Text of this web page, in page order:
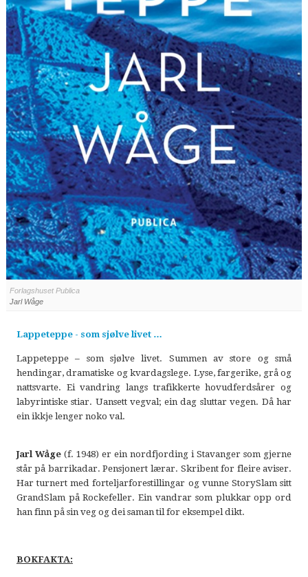
Forlagshuset Publica
Jarl Wåge
Lappeteppe - som sjølve livet …
Lappeteppe – som sjølve livet. Summen av store og små
hendingar, dramatiske og kvardagslege. Lyse, fargerike, grå og
nattsvarte. Ei vandring langs trafikkerte hovudferdsårer og
labyrintiske stiar. Uansett vegval; ein dag sluttar vegen. Då har
ein ikkje lenger noko val.
Jarl Wåge(f. 1948) er ein nordfjording i Stavanger som gjerne
står på barrikadar. Pensjonert lærar. Skribent for fleire aviser.
Har turnert med forteljarforestillingar og vunne StorySlam sitt
GrandSlam på Rockefeller. Ein vandrar som plukkar opp ord
han finn på sin veg og dei saman til for eksempel dikt.
BOKFAKTA: